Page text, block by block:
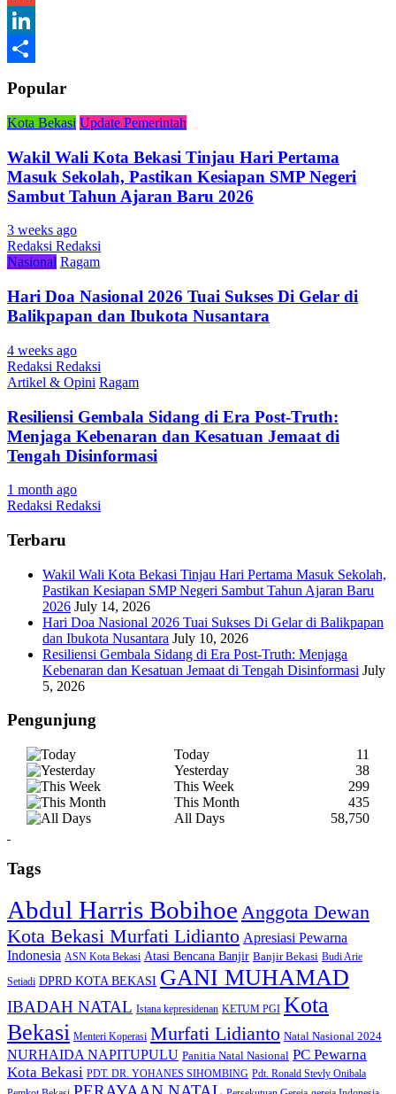
Gmail
LinkedIn
Popular
Kota Bekasi Update Pemerintah
Wakil Wali Kota Bekasi Tinjau Hari Pertama
Masuk Sekolah, Pastikan Kesiapan SMP Negeri
Sambut Tahun Ajaran Baru 2026
3 weeks ago
Redaksi Redaksi
Nasional Ragam
Hari Doa Nasional 2026 Tuai Sukses Di Gelar di
Balikpapan dan Ibukota Nusantara
4 weeks ago
Redaksi Redaksi
Artikel & Opini Ragam
Resiliensi Gembala Sidang di Era Post-Truth:
Menjaga Kebenaran dan Kesatuan Jemaat di
Tengah Disinformasi
1 month ago
Redaksi Redaksi
Terbaru
Wakil Wali Kota Bekasi Tinjau Hari Pertama Masuk Sekolah,
Pastikan Kesiapan SMP Negeri Sambut Tahun Ajaran Baru
2026 July 14, 2026
Hari Doa Nasional 2026 Tuai Sukses Di Gelar di Balikpapan
dan Ibukota Nusantara July 10, 2026
Resiliensi Gembala Sidang di Era Post-Truth: Menjaga
Kebenaran dan Kesatuan Jemaat di Tengah Disinformasi July
5, 2026
Pengunjung
Today
11
Yesterday
38
This Week
299
This Month
435
All Days
58,750
Tags
Abdul Harris Bobihoe Anggota Dewan
Kota Bekasi Murfati Lidianto Apresiasi Pewarna
Indonesia ASN Kota Bekasi Atasi Bencana Banjir Banjir Bekasi Budi Arie
Setiadi DPRD KOTA BEKASI GANI MUHAMAD
IBADAH NATAL Istana kepresidenan KETUM PGI Kota
Bekasi Menteri Koperasi Murfati Lidianto Natal Nasional 2024
NURHAIDA NAPITUPULU Panitia Natal Nasional PC Pewarna
Kota Bekasi PDT. DR. YOHANES SIHOMBING Pdt. Ronald Stevly Onibala